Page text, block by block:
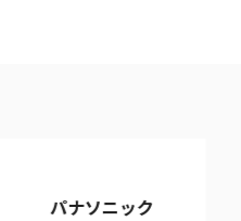
パナソニック